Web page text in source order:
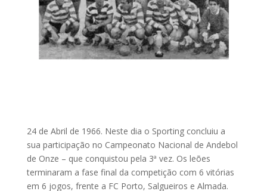
24 de Abril de 1966. Neste dia o Sporting concluiu a
sua participação no Campeonato Nacional de Andebol
de Onze – que conquistou pela 3ª vez. Os leões
terminaram a fase final da competição com 6 vitórias
em 6 jogos, frente a FC Porto, Salgueiros e Almada.